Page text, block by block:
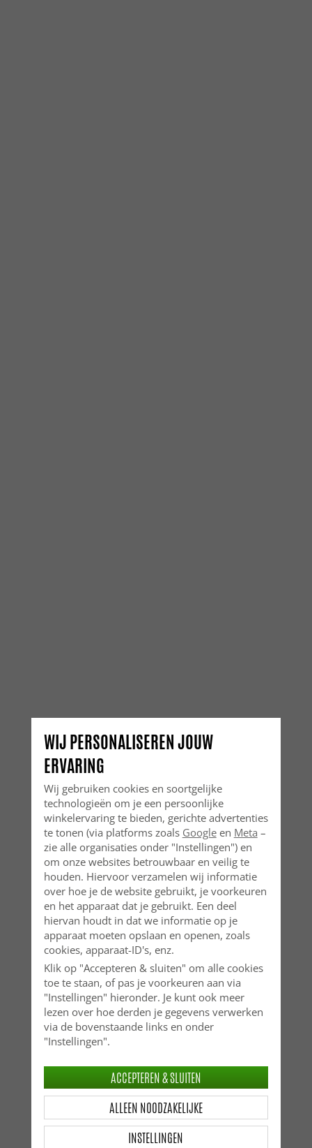
WIJ PERSONALISEREN JOUW
ERVARING
Wij gebruiken cookies en soortgelijke
technologieën om je een persoonlijke
winkelervaring te bieden, gerichte advertenties
te tonen (via platforms zoals Googleen Meta –
zie alle organisaties onder "Instellingen") en
om onze websites betrouwbaar en veilig te
houden. Hiervoor verzamelen wij informatie
over hoe je de website gebruikt, je voorkeuren
en het apparaat dat je gebruikt. Een deel
hiervan houdt in dat we informatie op je
apparaat moeten opslaan en openen, zoals
cookies, apparaat-ID's, enz.
Klik op "Accepteren & sluiten" om alle cookies
toe te staan, of pas je voorkeuren aan via
"Instellingen" hieronder. Je kunt ook meer
lezen over hoe derden je gegevens verwerken
via de bovenstaande links en onder
"Instellingen".
INSTELLINGEN
ALLEEN NOODZAKELIJKE
ACCEPTEREN & SLUITEN